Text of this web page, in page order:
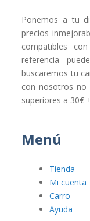
Ponemos a tu
precios
compatibles
referencia
buscaremos tu
con nosotros no
superiores a 30€
Menú
Tienda
Mi cuenta
Carro
Ayuda